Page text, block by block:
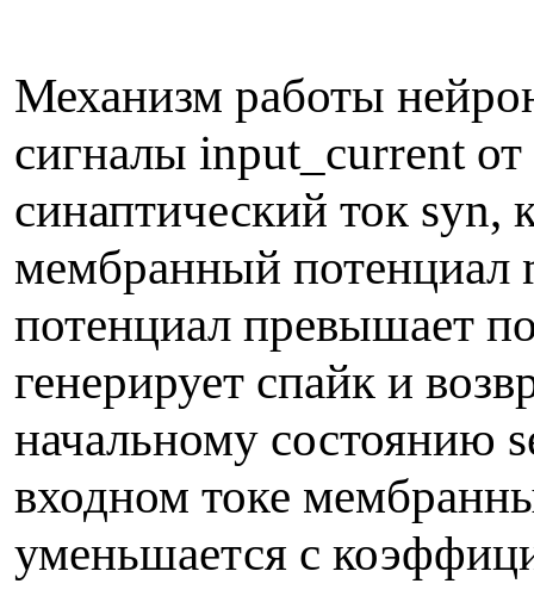
Механизм работы
сигналы input_current
синаптический ток syn,
мембранный потенциал
потенциал превышает
генерирует спайк и
начальному состоянию
входном токе
уменьшается с